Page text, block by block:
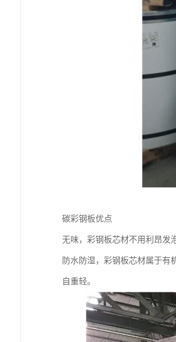
碳彩钢板优点
无味，彩钢板芯材不用利昂发
防水防湿，彩钢板芯材属于有
自重轻。